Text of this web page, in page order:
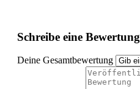
Schreibe eine Bewertung
Deine Gesamtbewertung